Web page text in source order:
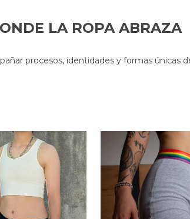
LA ROPA ABRAZA
procesos, identidades y formas únicas